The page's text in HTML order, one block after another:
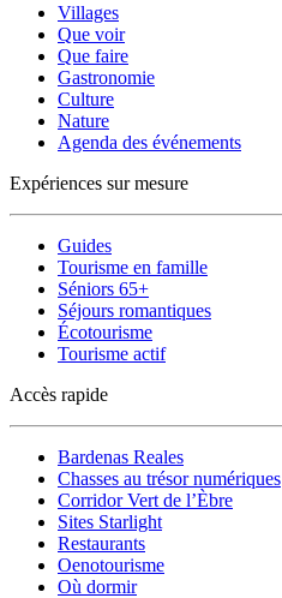
Villages
Que voir
Que faire
Gastronomie
Culture
Nature
Agenda des événements
Expériences sur mesure
Guides
Tourisme en famille
Séniors 65+
Séjours romantiques
Écotourisme
Tourisme actif
Accès rapide
Bardenas Reales
Chasses au trésor numériques
Corridor Vert de l’Èbre
Sites Starlight
Restaurants
Oenotourisme
Où dormir